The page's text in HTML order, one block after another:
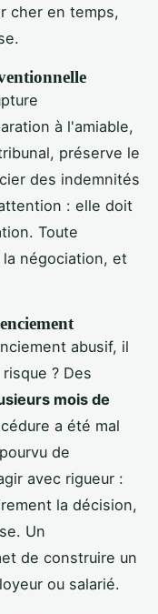
cher en temps,
à l'amiable,
préserve le
des indemnités
: elle doit
Toute
négociation, et
abusif, il
risque ? Des
mois de
a été mal
de
avec rigueur :
la décision,
Un
de construire un
ou salarié.